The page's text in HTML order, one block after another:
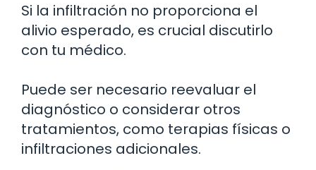
Si la infiltración no proporciona el
alivio esperado, es crucial discutirlo
con tu médico.
Puede ser necesario reevaluar el
diagnóstico o considerar otros
tratamientos, como terapias físicas o
infiltraciones adicionales.